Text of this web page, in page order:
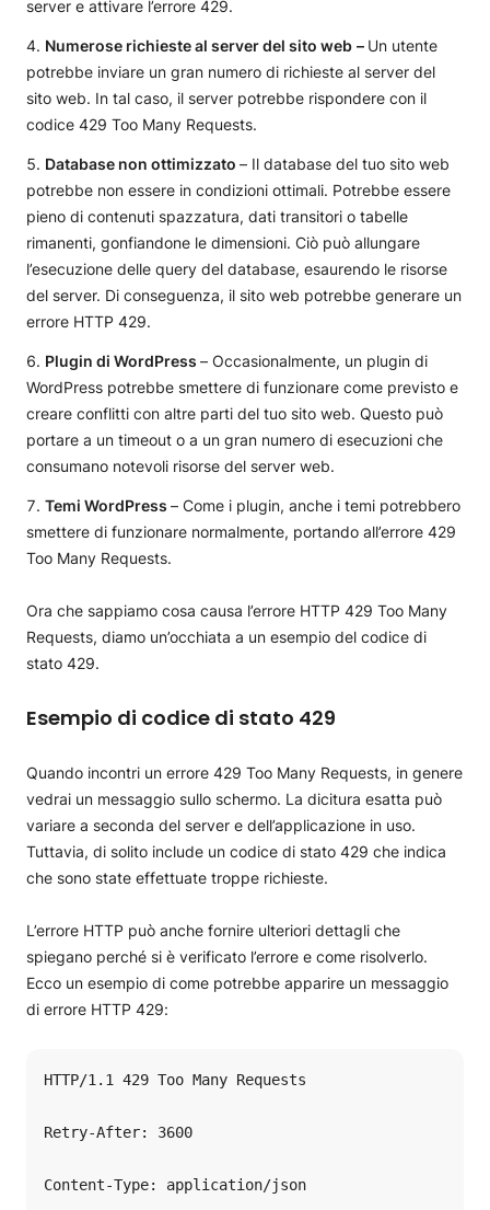
server e attivare l’errore 429.
Numerose richieste al server del sito web – Un utente
potrebbe inviare un gran numero di richieste al server del
sito web. In tal caso, il server potrebbe rispondere con il
codice 429 Too Many Requests.
Database non ottimizzato – Il database del tuo sito web
potrebbe non essere in condizioni ottimali. Potrebbe essere
pieno di contenuti spazzatura, dati transitori o tabelle
rimanenti, gonfiandone le dimensioni. Ciò può allungare
l’esecuzione delle query del database, esaurendo le risorse
del server. Di conseguenza, il sito web potrebbe generare un
errore HTTP 429.
Plugin di WordPress – Occasionalmente, un plugin di
WordPress potrebbe smettere di funzionare come previsto e
creare conflitti con altre parti del tuo sito web. Questo può
portare a un timeout o a un gran numero di esecuzioni che
consumano notevoli risorse del server web.
Temi WordPress – Come i plugin, anche i temi potrebbero
smettere di funzionare normalmente, portando all’errore 429
Too Many Requests.
Ora che sappiamo cosa causa l’errore HTTP 429 Too Many
Requests, diamo un’occhiata a un esempio del codice di
stato 429.
Esempio di codice di stato 429
Quando incontri un errore 429 Too Many Requests, in genere
vedrai un messaggio sullo schermo. La dicitura esatta può
variare a seconda del server e dell’applicazione in uso.
Tuttavia, di solito include un codice di stato 429 che indica
che sono state effettuate troppe richieste.
L’errore HTTP può anche fornire ulteriori dettagli che
spiegano perché si è verificato l’errore e come risolverlo.
Ecco un esempio di come potrebbe apparire un messaggio
di errore HTTP 429:
HTTP/1.1 429 Too Many Requests
Retry-After: 3600
Content-Type: application/json